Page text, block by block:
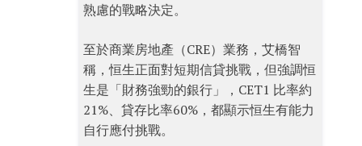
熟慮的戰略決定。
至於商業房地產（CRE）業務，艾橋智
稱，恒生正面對短期信貸挑戰，但強調恒
生是「財務強勁的銀行」，CET1 比率約
21%、貸存比率60%，都顯示恒生有能力
自行應付挑戰。